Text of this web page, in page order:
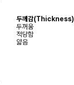
두께감(Thickness)
두꺼움
적당함
얇음